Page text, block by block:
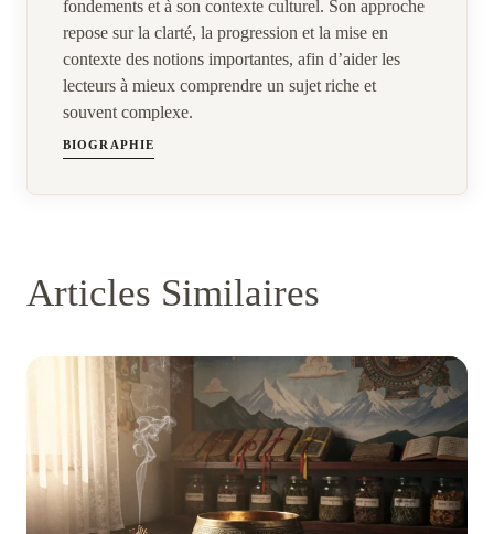
fondements et à son contexte culturel. Son approche
repose sur la clarté, la progression et la mise en
contexte des notions importantes, afin d’aider les
lecteurs à mieux comprendre un sujet riche et
souvent complexe.
BIOGRAPHIE
Articles Similaires